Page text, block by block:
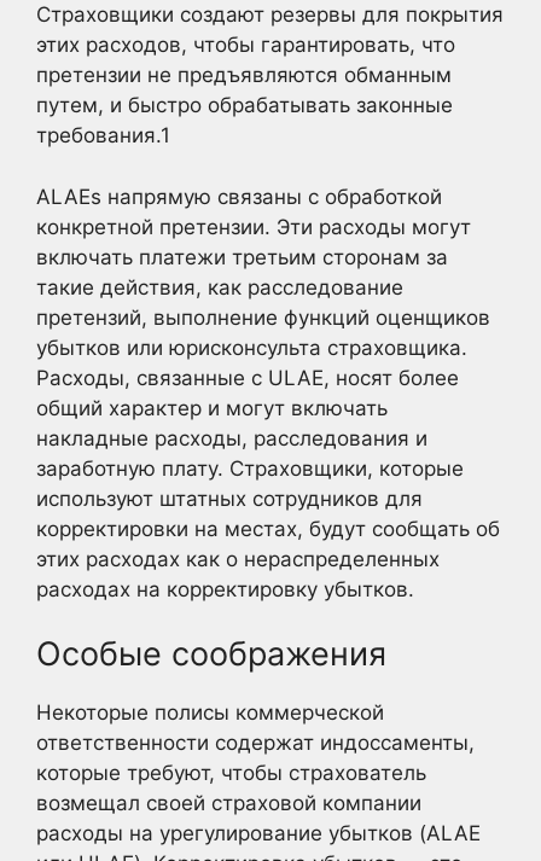
Страховщики создают резервы для покрытия
этих расходов, чтобы гарантировать, что
претензии не предъявляются обманным
путем, и быстро обрабатывать законные
требования.1
ALAEs напрямую связаны с обработкой
конкретной претензии. Эти расходы могут
включать платежи третьим сторонам за
такие действия, как расследование
претензий, выполнение функций оценщиков
убытков или юрисконсульта страховщика.
Расходы, связанные с ULAE, носят более
общий характер и могут включать
накладные расходы, расследования и
заработную плату. Страховщики, которые
используют штатных сотрудников для
корректировки на местах, будут сообщать об
этих расходах как о нераспределенных
расходах на корректировку убытков.
Особые соображения
Некоторые полисы коммерческой
ответственности содержат индоссаменты,
которые требуют, чтобы страхователь
возмещал своей страховой компании
расходы на урегулирование убытков (ALAE